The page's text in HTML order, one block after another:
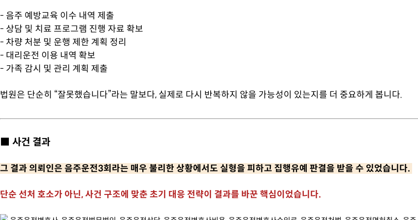
- 음주 예방교육 이수 내역 제출
- 상담 및 치료 프로그램 진행 자료 확보
- 차량 처분 및 운행 제한 계획 정리
- 대리운전 이용 내역 확보
- 가족 감시 및 관리 계획 제출
법원은 단순히 “잘못했습니다”라는 말보다, 실제로 다시 반복하지 않을 가능성이 있는지를 더 중요하게 봅니다.
■ 사건 결과
그 결과 의뢰인은 음주운전3회라는 매우 불리한 상황에서도 실형을 피하고 집행유예 판결을 받을 수 있었습니다.
단순 선처 호소가 아닌, 사건 구조에 맞춘 초기 대응 전략이 결과를 바꾼 핵심이었습니다.